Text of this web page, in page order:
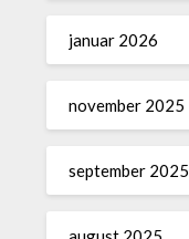
januar 2026
november 2025
september 2025